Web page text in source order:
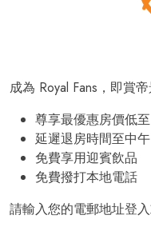
成為 Royal Fans，即賞
尊享最優惠房價低
延遲退房時間至中
免費享用迎賓飲品
免費撥打本地電話
請輸入您的電郵地址登入